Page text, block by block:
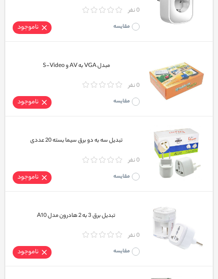
0 نفر
مقایسه ناموجود
مبدل VGA به AV و S-Video
0 نفر
مقایسه ناموجود
تبدیل سه به دو برق سیما بسته 20 عددی
0 نفر
مقایسه ناموجود
تبدیل برق 3 به 2 هادرون مدل A10
0 نفر
مقایسه ناموجود